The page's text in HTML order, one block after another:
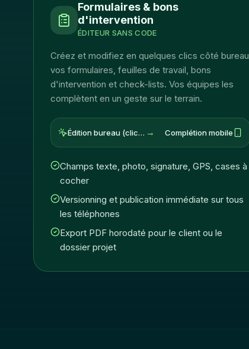
Formulaires & bons
d'intervention
ÉDITEUR SANS CODE
Créez et modifiez en quelques clics côté bureau
vos formulaires, feuilles de travail, bons
d'intervention et check-lists. Vos équipes les
complètent en un geste sur le terrain.
Édition bureau (clic-bouton) → Complétion mobile
Champs texte, photo, signature, GPS, cases à
cocher
Versionning et publication immédiate sur tous
les téléphones
Export PDF horodaté pour le client ou le
dossier projet